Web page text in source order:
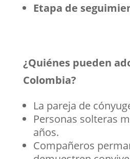
Etapa de
¿Quiénes pueden
Colombia?
La pareja de
Personas solteras
años.
Compañeros